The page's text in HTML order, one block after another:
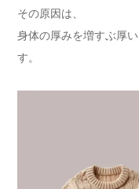
その原因は、
身体の厚みを増すぶ厚
す。